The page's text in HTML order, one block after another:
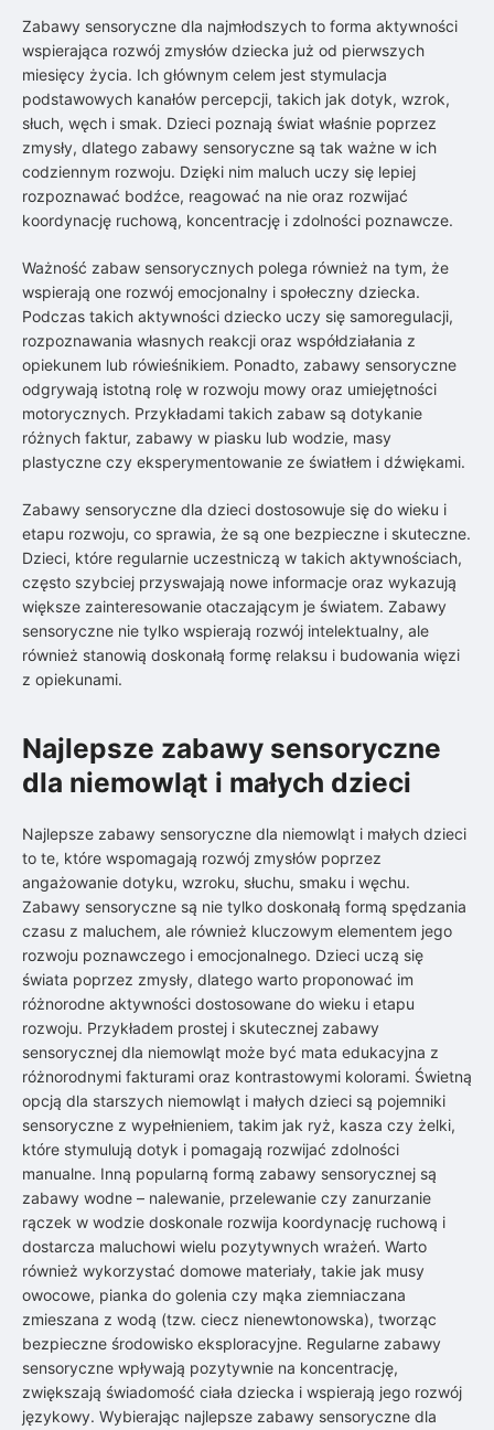
Zabawy sensoryczne dla najmłodszych to forma aktywności
wspierająca rozwój zmysłów dziecka już od pierwszych
miesięcy życia. Ich głównym celem jest stymulacja
podstawowych kanałów percepcji, takich jak dotyk, wzrok,
słuch, węch i smak. Dzieci poznają świat właśnie poprzez
zmysły, dlatego zabawy sensoryczne są tak ważne w ich
codziennym rozwoju. Dzięki nim maluch uczy się lepiej
rozpoznawać bodźce, reagować na nie oraz rozwijać
koordynację ruchową, koncentrację i zdolności poznawcze.
Ważność zabaw sensorycznych polega również na tym, że
wspierają one rozwój emocjonalny i społeczny dziecka.
Podczas takich aktywności dziecko uczy się samoregulacji,
rozpoznawania własnych reakcji oraz współdziałania z
opiekunem lub rówieśnikiem. Ponadto, zabawy sensoryczne
odgrywają istotną rolę w rozwoju mowy oraz umiejętności
motorycznych. Przykładami takich zabaw są dotykanie
różnych faktur, zabawy w piasku lub wodzie, masy
plastyczne czy eksperymentowanie ze światłem i dźwiękami.
Zabawy sensoryczne dla dzieci dostosowuje się do wieku i
etapu rozwoju, co sprawia, że są one bezpieczne i skuteczne.
Dzieci, które regularnie uczestniczą w takich aktywnościach,
często szybciej przyswajają nowe informacje oraz wykazują
większe zainteresowanie otaczającym je światem. Zabawy
sensoryczne nie tylko wspierają rozwój intelektualny, ale
również stanowią doskonałą formę relaksu i budowania więzi
z opiekunami.
Najlepsze zabawy sensoryczne
dla niemowląt i małych dzieci
Najlepsze zabawy sensoryczne dla niemowląt i małych dzieci
to te, które wspomagają rozwój zmysłów poprzez
angażowanie dotyku, wzroku, słuchu, smaku i węchu.
Zabawy sensoryczne są nie tylko doskonałą formą spędzania
czasu z maluchem, ale również kluczowym elementem jego
rozwoju poznawczego i emocjonalnego. Dzieci uczą się
świata poprzez zmysły, dlatego warto proponować im
różnorodne aktywności dostosowane do wieku i etapu
rozwoju. Przykładem prostej i skutecznej zabawy
sensorycznej dla niemowląt może być mata edukacyjna z
różnorodnymi fakturami oraz kontrastowymi kolorami. Świetną
opcją dla starszych niemowląt i małych dzieci są pojemniki
sensoryczne z wypełnieniem, takim jak ryż, kasza czy żelki,
które stymulują dotyk i pomagają rozwijać zdolności
manualne. Inną popularną formą zabawy sensorycznej są
zabawy wodne – nalewanie, przelewanie czy zanurzanie
rączek w wodzie doskonale rozwija koordynację ruchową i
dostarcza maluchowi wielu pozytywnych wrażeń. Warto
również wykorzystać domowe materiały, takie jak musy
owocowe, pianka do golenia czy mąka ziemniaczana
zmieszana z wodą (tzw. ciecz nienewtonowska), tworząc
bezpieczne środowisko eksploracyjne. Regularne zabawy
sensoryczne wpływają pozytywnie na koncentrację,
zwiększają świadomość ciała dziecka i wspierają jego rozwój
językowy. Wybierając najlepsze zabawy sensoryczne dla